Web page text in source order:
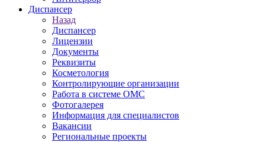
Диспансер
Назад
Диспансер
Лицензии
Документы
Реквизиты
Косметология
Контролирующие организации
Работа в системе ОМС
Фотогалерея
Информация для специалистов
Вакансии
Региональные проекты